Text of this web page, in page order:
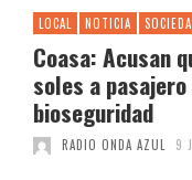
LOCAL NOTICIA
Coasa: Acusan
soles a
bioseguridad
RADIO ONDA AZUL 9